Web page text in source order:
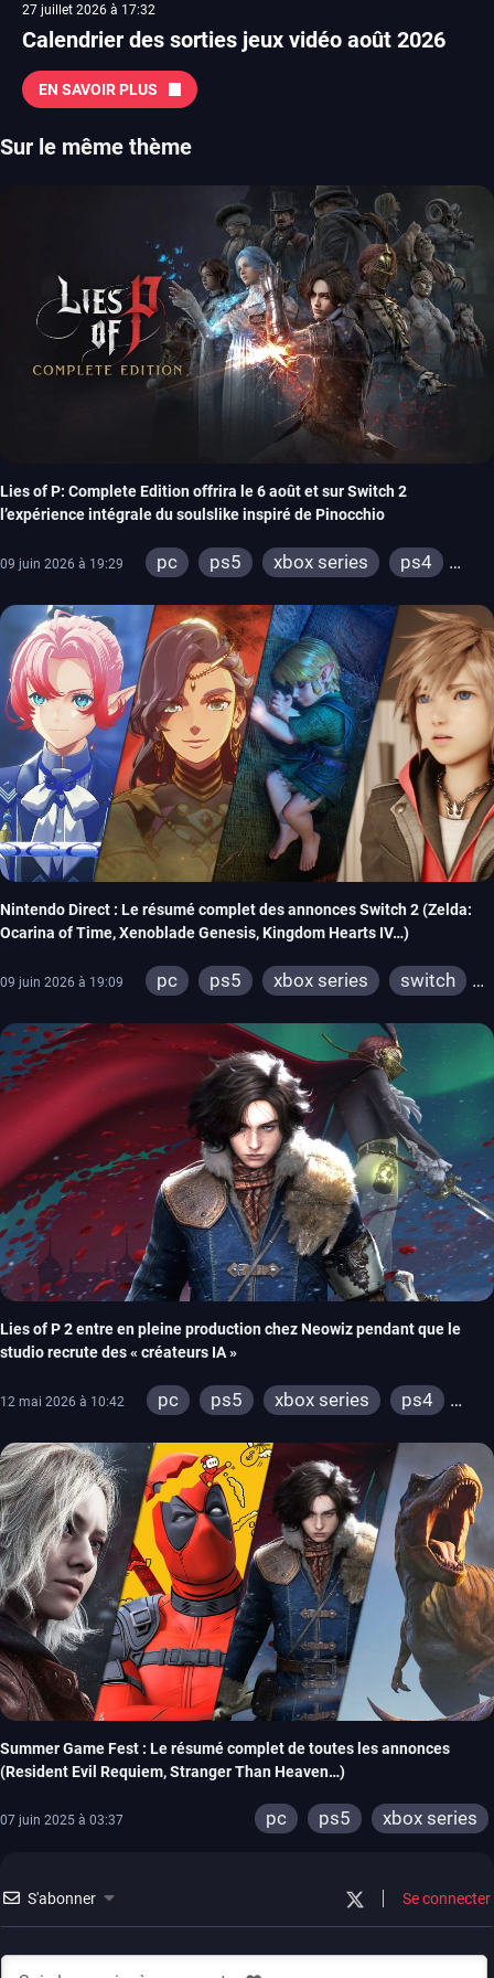
27 juillet 2026 à 17:32
Calendrier des sorties jeux vidéo août 2026
EN SAVOIR PLUS
Sur le même thème
Lies of P: Complete Edition offrira le 6 août et sur Switch 2
l’expérience intégrale du soulslike inspiré de Pinocchio
09 juin 2026 à 19:29 pc ps5 xbox series
ps4
Nintendo Direct : Le résumé complet des annonces Switch 2 (Zelda:
Ocarina of Time, Xenoblade Genesis, Kingdom Hearts IV…)
09 juin 2026 à 19:09 pc ps5 xbox series
switch
xbox one
wiiu 3ds
ps3
xbox 360
wii switch 2
Lies of P 2 entre en pleine production chez Neowiz pendant que le
studio recrute des « créateurs IA »
12 mai 2026 à 10:42 pc ps5 xbox series
ps4
Summer Game Fest : Le résumé complet de toutes les annonces
(Resident Evil Requiem, Stranger Than Heaven…)
07 juin 2025 à 03:37 pc ps5 xbox series
S'abonner Se connecter